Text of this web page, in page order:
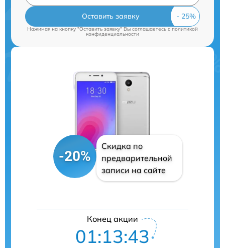
Оставить заявку
Нажимая на кнопку "Оставить заявку" Вы соглашаетесь cполитикой
конфиденциальности
-20%
Скидка по
предварительной
записи на сайте
Конец акции
01:13:41